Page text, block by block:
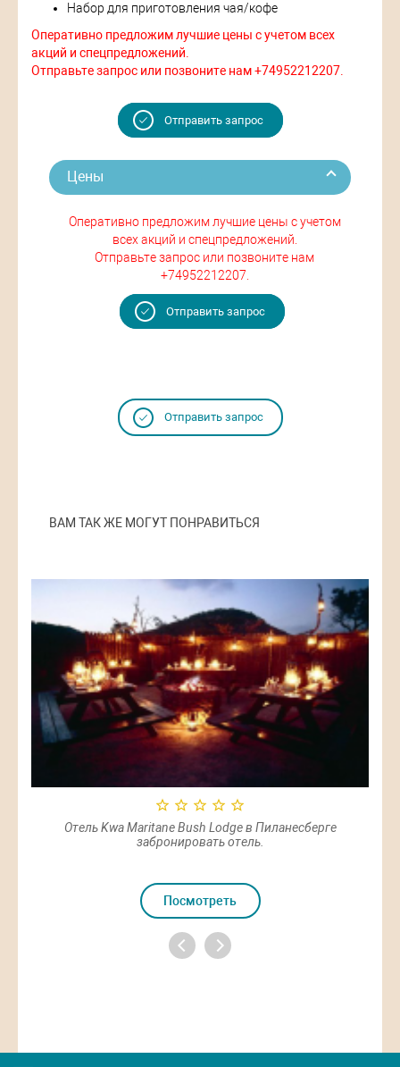
Набор для приготовления чая/кофе
Оперативно предложим лучшие цены с учетом всех
акций и спецпредложений.
Отправьте запрос или позвоните нам +74952212207.
Отправить запрос
Цены
Оперативно предложим лучшие цены с учетом
всех акций и спецпредложений.
Отправьте запрос или позвоните нам
+74952212207.
Отправить запрос
Отправить запрос
ВАМ ТАК ЖЕ МОГУТ ПОНРАВИТЬСЯ
Отель Kwa Maritane Bush Lodge в Пиланесберге
забронировать отель.
Посмотреть